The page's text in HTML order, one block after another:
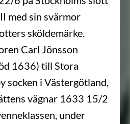
med sin svärmor
sköldemärke.
Carl Jönsson
1636) till Stora
socken i Västergötland,
vägnar 1633 15/2
under